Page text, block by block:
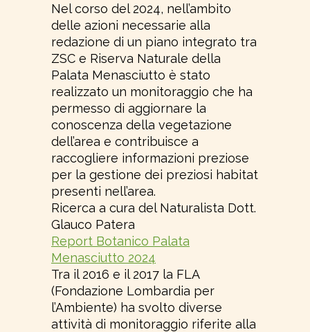
Nel corso del 2024, nell’ambito
delle azioni necessarie alla
redazione di un piano integrato tra
ZSC e Riserva Naturale della
Palata Menasciutto è stato
realizzato un monitoraggio che ha
permesso di aggiornare la
conoscenza della vegetazione
dell’area e contribuisce a
raccogliere informazioni preziose
per la gestione dei preziosi habitat
presenti nell’area.
Ricerca a cura del Naturalista Dott.
Glauco Patera
Report Botanico Palata
Menasciutto 2024
Tra il 2016 e il 2017 la FLA
(Fondazione Lombardia per
l’Ambiente) ha svolto diverse
attività di monitoraggio riferite alla